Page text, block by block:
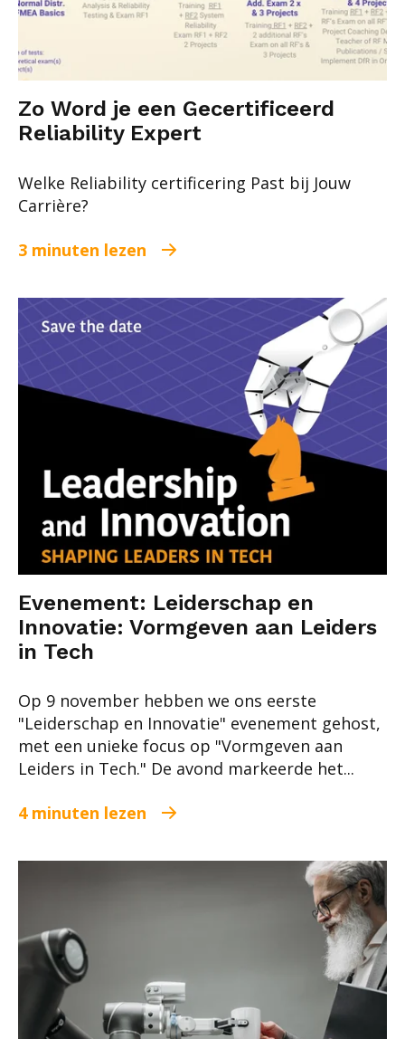
Zo Word je een Gecertificeerd
Reliability Expert
Welke Reliability certificering Past bij Jouw
Carrière?
3 minuten lezen
Evenement: Leiderschap en
Innovatie: Vormgeven aan Leiders
in Tech
Op 9 november hebben we ons eerste
"Leiderschap en Innovatie" evenement gehost,
met een unieke focus op "Vormgeven aan
Leiders in Tech." De avond markeerde het...
4 minuten lezen